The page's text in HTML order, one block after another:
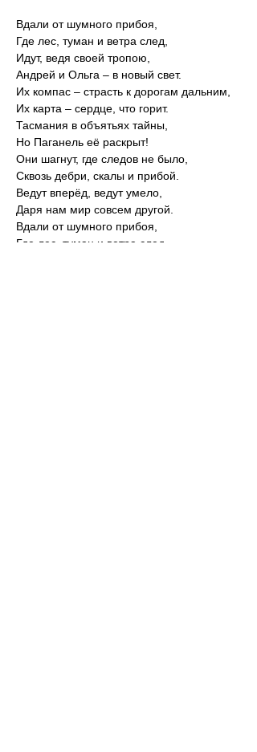
Вдали от шумного прибоя,
Где лес, туман и ветра след,
Идут, ведя своей тропою,
Андрей и Ольга – в новый свет.
Их компас – страсть к дорогам дальним,
Их карта – сердце, что горит.
Тасмания в объятьях тайны,
Но Паганель её раскрыт!
Они шагнут, где следов не было,
Сквозь дебри, скалы и прибой.
Ведут вперёд, ведут умело,
Даря нам мир совсем другой.
Вдали от шумного прибоя,
Где лес, туман и ветра след,